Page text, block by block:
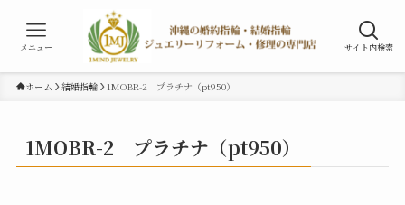
サイト内検索
メニュー
ホーム 結婚指輪 1MOBR-2 プラチナ（pt950）
1MOBR-2 プラチナ（pt950）